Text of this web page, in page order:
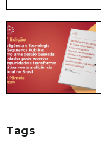
Tags